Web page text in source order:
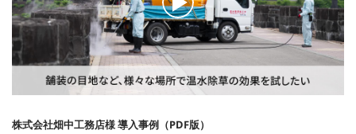
の
株式会社畑中工務店様 導入事例（PDF版）